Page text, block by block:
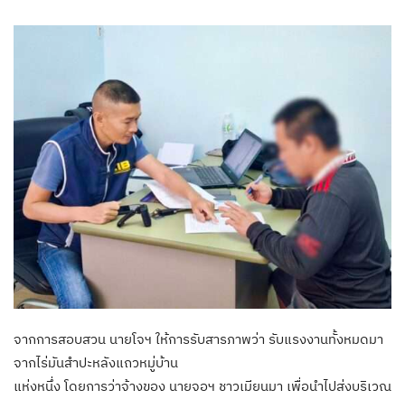
จากการสอบสวน นายโจฯ ให้การรับสารภาพว่า รับแรงงานทั้งหมดมา
จากไร่มันสำปะหลังแถวหมู่บ้าน
แห่งหนึ่ง โดยการว่าจ้างของ นายจอฯ ชาวเมียนมา เพื่อนำไปส่งบริเวณ